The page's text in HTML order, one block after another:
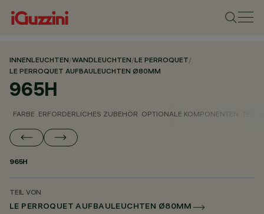
INNENLEUCHTEN/WANDLEUCHTEN/LE PERROQUET/
LE PERROQUET AUFBAULEUCHTEN Ø80MM
965H
FARBE ERFORDERLICHES ZUBEHÖR OPTIONALE KOMPONENTEN
965H
TEIL VON
LE PERROQUET AUFBAULEUCHTEN Ø80MM